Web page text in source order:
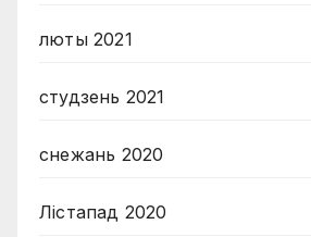
люты 2021
студзень 2021
снежань 2020
Лістапад 2020